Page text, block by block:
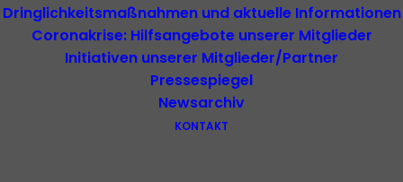
Dringlichkeitsmaßnahmen und aktuelle Informationen
Coronakrise: Hilfsangebote unserer Mitglieder
Initiativen unserer Mitglieder/Partner
Pressespiegel
Newsarchiv
KONTAKT